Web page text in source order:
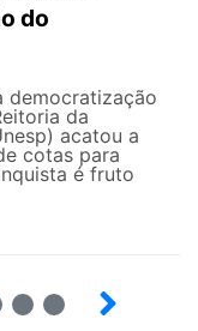
do
democratização
da
acatou a
cotas para
é fruto